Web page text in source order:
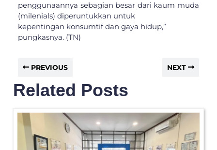
penggunaannya sebagian besar dari kaum muda
(milenials) diperuntukkan untuk
kepentingan konsumtif dan gaya hidup,”
pungkasnya. (TN)
PREVIOUS NEXT
Related Posts